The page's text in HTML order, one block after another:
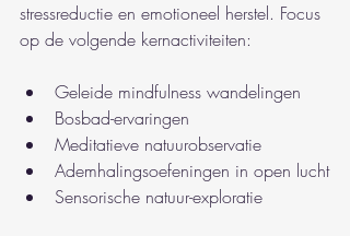
stressreductie en emotioneel herstel. Focus
op de volgende kernactiviteiten:
Geleide mindfulness wandelingen
Bosbad-ervaringen
Meditatieve natuurobservatie
Ademhalingsoefeningen in open lucht
Sensorische natuur-exploratie